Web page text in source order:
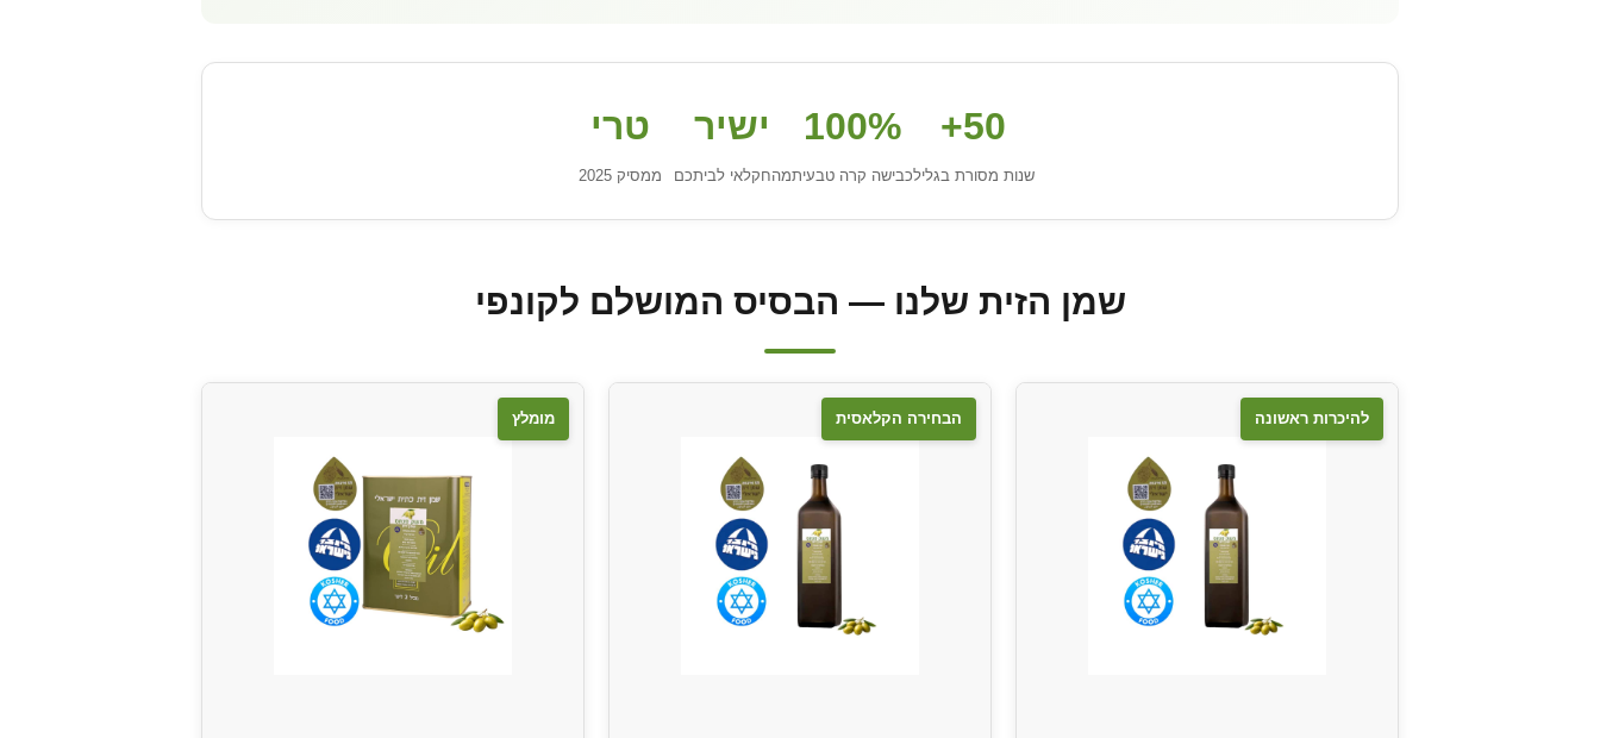
50+
שנות מסורת בגליל
100%
כבישה קרה טבעית
ישיר
מהחקלאי לביתכם
טרי
ממסיק 2025
שמן הזית שלנו — הבסיס המושלם לקונפי
להיכרות ראשונה הבחירה הקלאסית מומלץ